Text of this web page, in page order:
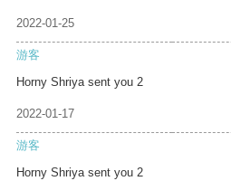
2022-01-25
游客
Horny Shriya sent you 2
2022-01-17
游客
Horny Shriya sent you 2